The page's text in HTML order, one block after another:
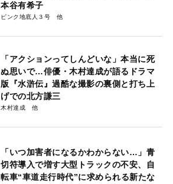
本谷有希子
ピンク地底人３号
「アクションってしんどいな」本当に死
ぬ思いで…俳優・木村達成が語るドラマ
版『水滸伝』過酷な撮影の裏側と打ち上
げでの北方謙三
木村達成
「いつ加害者になるかわからない…」青
切符導入で増す大型トラックの不安、自
転車“車道走行時代”に求められる新たな